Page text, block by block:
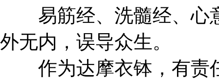
易筋经、洗髓经、心
外无内，误导众生。
作为达摩衣钵，有责